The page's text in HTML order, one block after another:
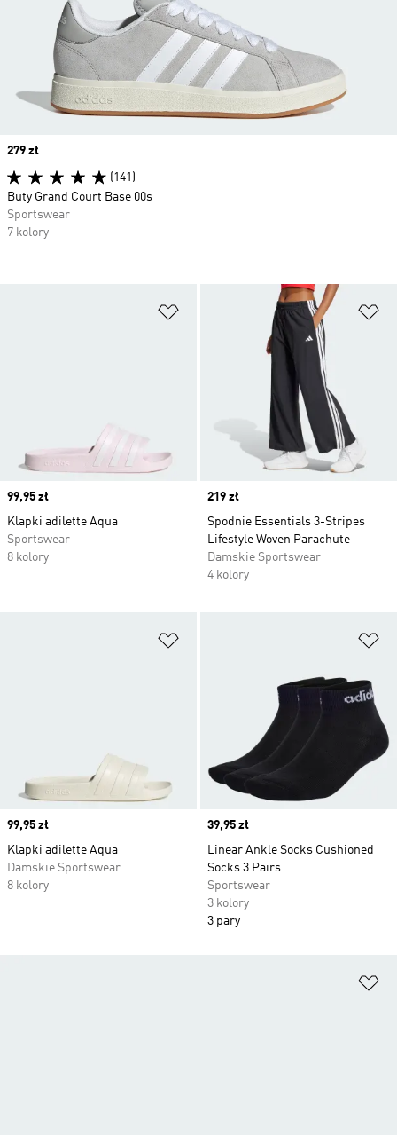
Dodaj do listy życzeń
Price
99,95 zł
Klapki adilette Aqua
Sportswear
8 kolory
Price
219 zł
Spodnie Essentials 3-Stripes
Lifestyle Woven Parachute
Damskie Sportswear
4 kolory
Price
99,95 zł
Klapki adilette Aqua
Damskie Sportswear
8 kolory
Price
39,95 zł
Linear Ankle Socks Cushioned
Socks 3 Pairs
Sportswear
3 kolory
3 pary
Price
279 zł
(141)
Buty Grand Court Base 00s
Sportswear
7 kolory